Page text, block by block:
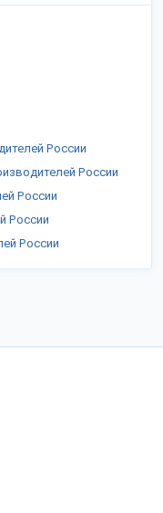
России
России
России
России
России